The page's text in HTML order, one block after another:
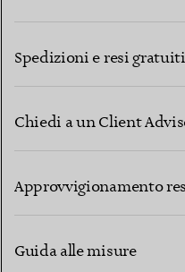
Spedizioni e resi gratuiti
Chiedi a un Client
Approvvigionamento
Guida alle misure